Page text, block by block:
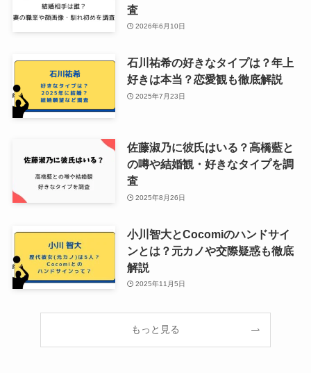
査
2026年6月10日
石川祐希の好きなタイプは？年上
好きは本当？恋愛観も徹底解説
2025年7月23日
佐藤淑乃に彼氏はいる？高橋藍と
の噂や結婚観・好きなタイプを調
査
2025年8月26日
小川智大とCocomiのハンドサイ
ンとは？元カノや交際疑惑も徹底
解説
2025年11月5日
もっと見る